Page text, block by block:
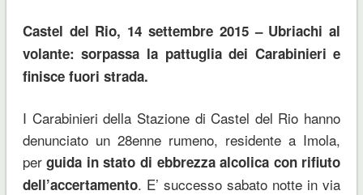
Castel del Rio, 14 settembre 2015 – Ubriachi al
volante: sorpassa la pattuglia dei Carabinieri e
finisce fuori strada.
I Carabinieri della Stazione di Castel del Rio hanno
denunciato un 28enne rumeno, residente a Imola,
perguida in stato di ebbrezza alcolica con rifiuto
dell’accertamento. E’ successo sabato notte in via